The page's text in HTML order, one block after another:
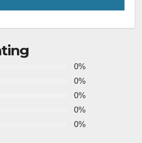
0%
0%
0%
0%
0%